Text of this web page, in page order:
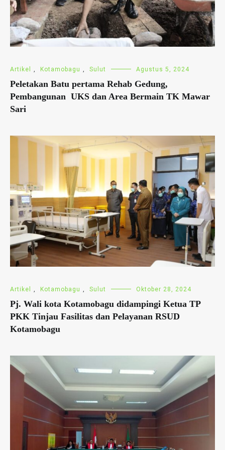
Artikel Kotamobagu Sulut Agustus 5, 2024
Peletakan Batu pertama Rehab Gedung,
Pembangunan UKS dan Area Bermain TK Mawar
Sari
Artikel , Kotamobagu , Sulut Oktober 28, 2024
Pj. Wali kota Kotamobagu didampingi Ketua TP
PKK Tinjau Fasilitas dan Pelayanan RSUD
Kotamobagu